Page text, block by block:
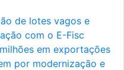
de lotes vagos e
com o E-Fisc
em exportações
por modernização e